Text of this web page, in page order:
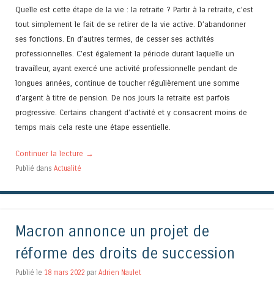
Quelle est cette étape de la vie : la retraite ? Partir à la retraite, c’est
tout simplement le fait de se retirer de la vie active. D’abandonner
ses fonctions. En d’autres termes, de cesser ses activités
professionnelles. C’est également la période durant laquelle un
travailleur, ayant exercé une activité professionnelle pendant de
longues années, continue de toucher régulièrement une somme
d’argent à titre de pension. De nos jours la retraite est parfois
progressive. Certains changent d’activité et y consacrent moins de
temps mais cela reste une étape essentielle.
Continuer la lecture →
Publié dans Actualité
Macron annonce un projet de
réforme des droits de succession
Publié le 18 mars 2022 par Adrien Naulet